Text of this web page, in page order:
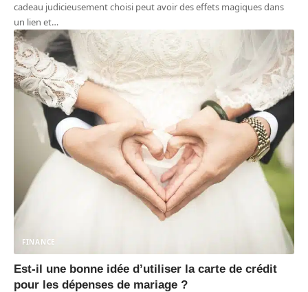
cadeau judicieusement choisi peut avoir des effets magiques dans
un lien et…
FINANCE
Est-il une bonne idée d’utiliser la carte de crédit
pour les dépenses de mariage ?